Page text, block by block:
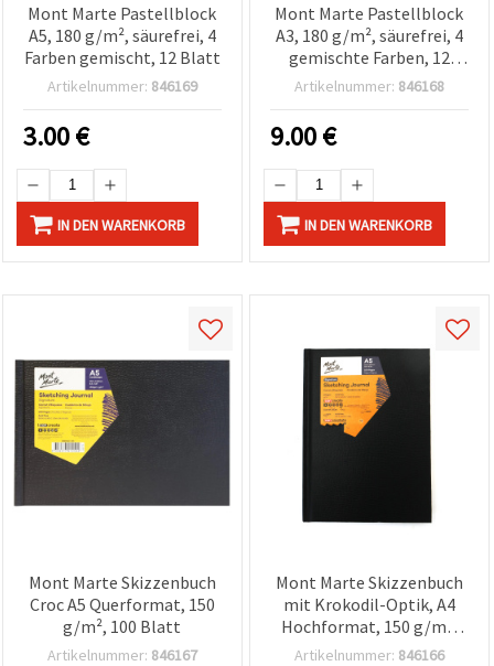
Mont Marte Pastellblock
A5, 180 g/m², säurefrei, 4
Farben gemischt, 12 Blatt
Artikelnummer: 846169
3.00€
IN DEN WARENKORB
Mont Marte Pastellblock
A3, 180 g/m², säurefrei, 4
gemischte Farben, 12
Blatt
Artikelnummer: 846168
9.00€
IN DEN WARENKORB
Mont Marte Skizzenbuch
Croc A5 Querformat, 150
g/m², 100 Blatt
Artikelnummer: 846167
Mont Marte Skizzenbuch
mit Krokodil-Optik, A4
Hochformat, 150 g/m²,
100 Blatt
Artikelnummer: 846166